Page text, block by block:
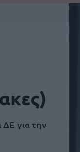
ΔΕ για την